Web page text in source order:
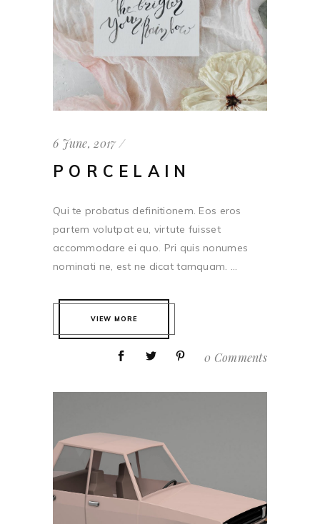
6 June, 2017
PORCELAIN
Qui te probatus definitionem. Eos eros
partem volutpat eu, virtute fuisset
accommodare ei quo. Pri quis nonumes
nominati ne, est ne dicat tamquam. ...
VIEW MORE
0 Comments